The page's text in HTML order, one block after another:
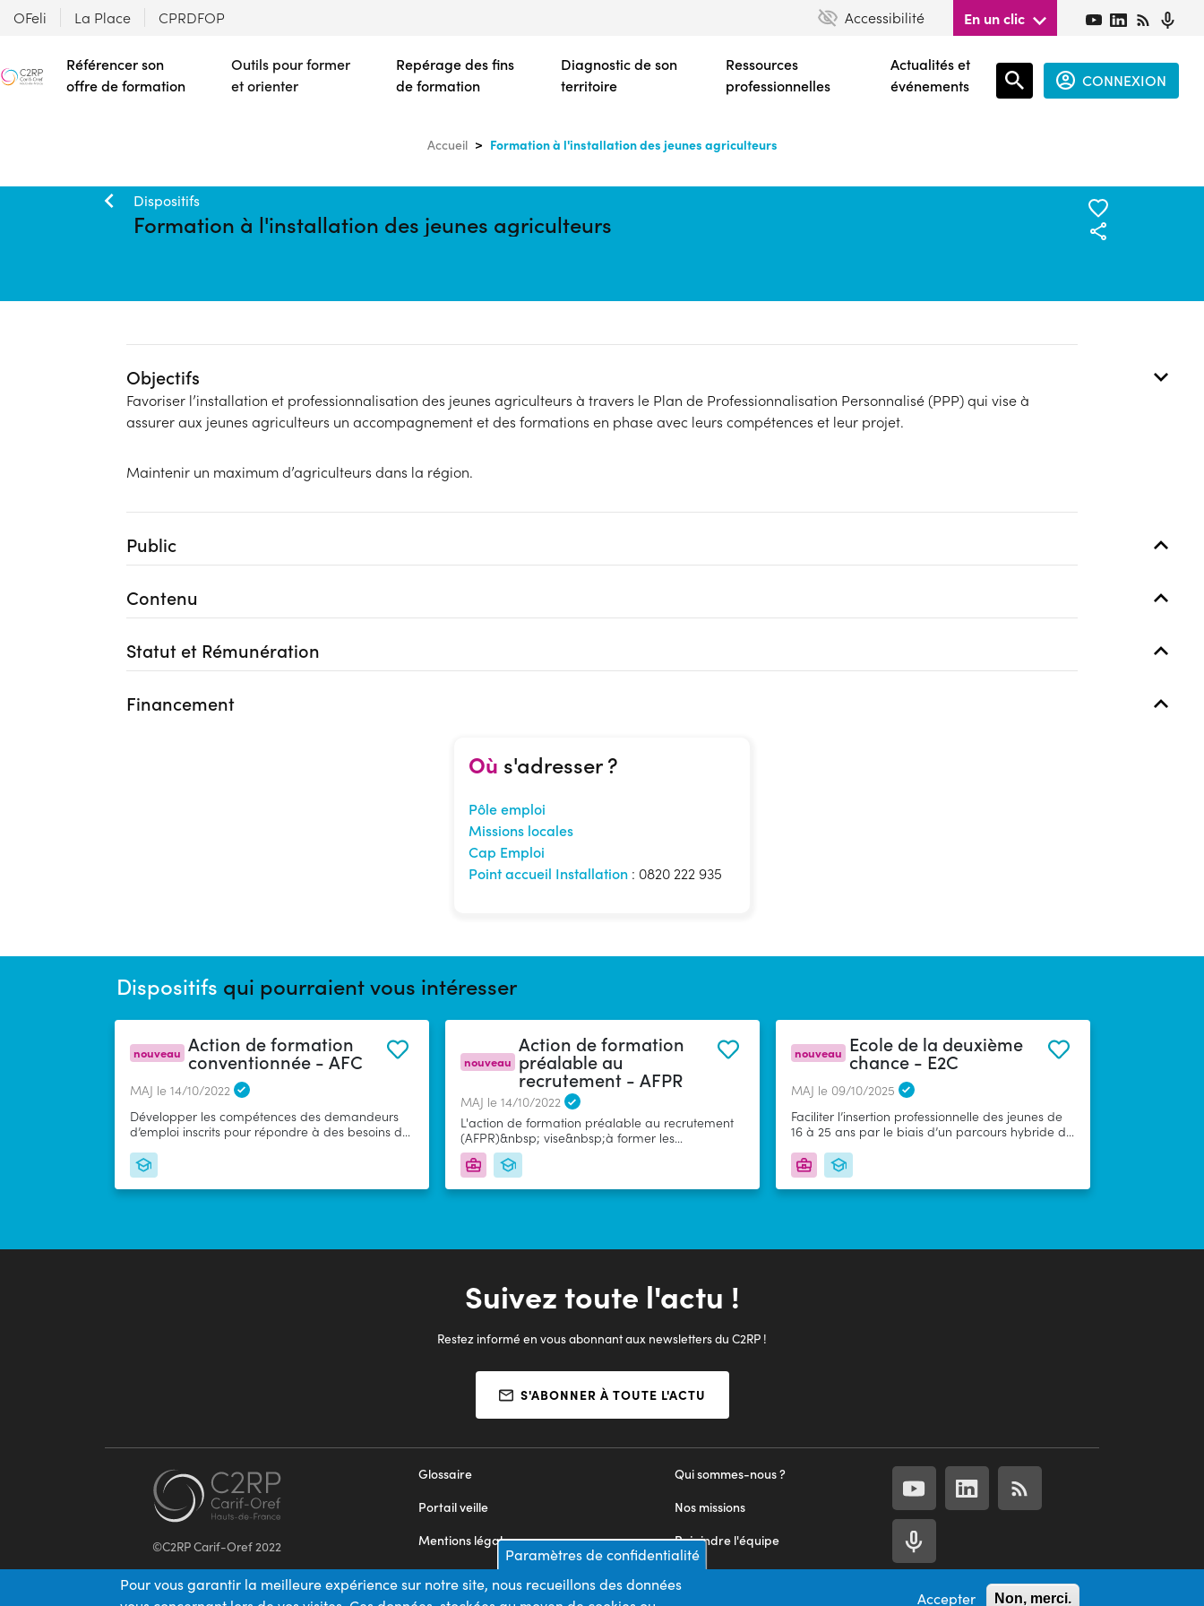
contenu
principal
OFeli La Place CPRDFOP Accessibilité En un clic
Référencer son
offre de formation
Outils pour former
et orienter
Repérage des fins
de formation
Diagnostic de son
territoire
Ressources
professionnelles
Actualités et
événements
CONNEXION
connecté
Accueil Formation à l'installation des jeunes agriculteurs
Dispositifs
Formation à l'installation des jeunes agriculteurs
Objectifs
Favoriser l’installation et professionnalisation des jeunes agriculteurs à travers le Plan de Professionnalisation Personnalisé (PPP) qui vise à
assurer aux jeunes agriculteurs un accompagnement et des formations en phase avec leurs compétences et leur projet.
Maintenir un maximum d’agriculteurs dans la région.
Public
Contenu
Statut et Rémunération
Financement
Où s'adresser ?
Pôle emploi
Missions locales
Cap Emploi
Point accueil Installation : 0820 222 935
Dispositifs qui pourraient vous intéresser
nouveau Action de formation
conventionnée - AFC
MAJ le 14/10/2022
Développer les compétences des demandeurs
d’emploi inscrits pour répondre à des besoins de
professionnel. Renforcer leurs capacités
professionnelles.
nouveau
Action de formation
préalable au
recrutement - AFPR
MAJ le 14/10/2022
L'action de formation préalable au recrutement
(AFPR)&nbsp; vise&nbsp;à former les
demandeurs d'emploi (DE)&nbsp; : avant un
recrutement afin d'acquérir les compétences
nécessaires pour occuper l'emploi proposé pour
une embauche en CDD de 6 mois à moins de 12
nouveau Ecole de la deuxième
chance - E2C
MAJ le 09/10/2025
Faciliter l’insertion professionnelle des jeunes de
16 à 25 ans par le biais d’un parcours hybride de
Suivez toute l'actu !
Restez informé en vous abonnant aux newsletters du C2RP !
S'ABONNER À TOUTE L'ACTU
©C2RP Carif-Oref 2022
Qui sommes-nous ?
Nos missions
Rejoindre l'équipe
Nous contacter
Glossaire
Portail veille
Mentions légales
Appels d'offres
Paramètres de confidentialité
Pour vous garantir la meilleure expérience sur notre site, nous recueillons des données
Accepter Non, merci.